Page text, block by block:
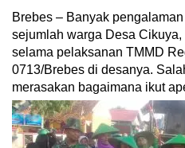
Brebes – Banyak
sejumlah warga Desa
selama pelaksanan TMMD
0713/Brebes di desanya.
merasakan bagaimana ikut